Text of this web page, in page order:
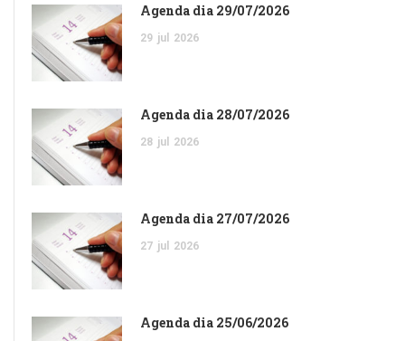
Agenda dia 29/07/2026
29 jul 2026
Agenda dia 28/07/2026
28 jul 2026
Agenda dia 27/07/2026
27 jul 2026
Agenda dia 25/06/2026